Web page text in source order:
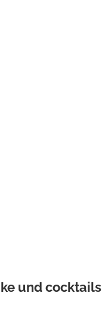
und cocktails